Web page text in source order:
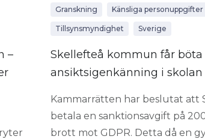
–
Granskning Känsliga personuppgifter
Tillsynsmyndighet Sverige
Skellefteå kommun får
ansiktsigenkänning i skolan
Kammarrätten har beslutat att
betala en sanktionsavgift på
brott mot GDPR. Detta då en